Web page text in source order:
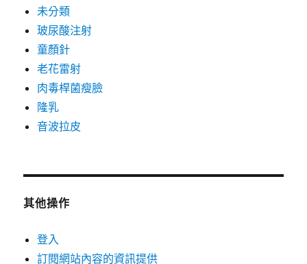
未分類
玻尿酸注射
童顏針
老花雷射
肉毒桿菌瘦臉
隆乳
音波拉皮
其他操作
登入
訂閱網站內容的資訊提供